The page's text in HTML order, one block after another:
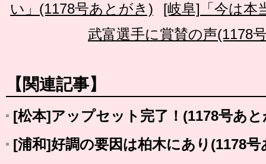
い」(1178号あとがき)
[岐阜]「今は本
武富選手に賞賛の声(1178
【関連記事】
[松本]アップセット完了！(1178号あ
[浦和]好調の要因は柏木にあり(1178